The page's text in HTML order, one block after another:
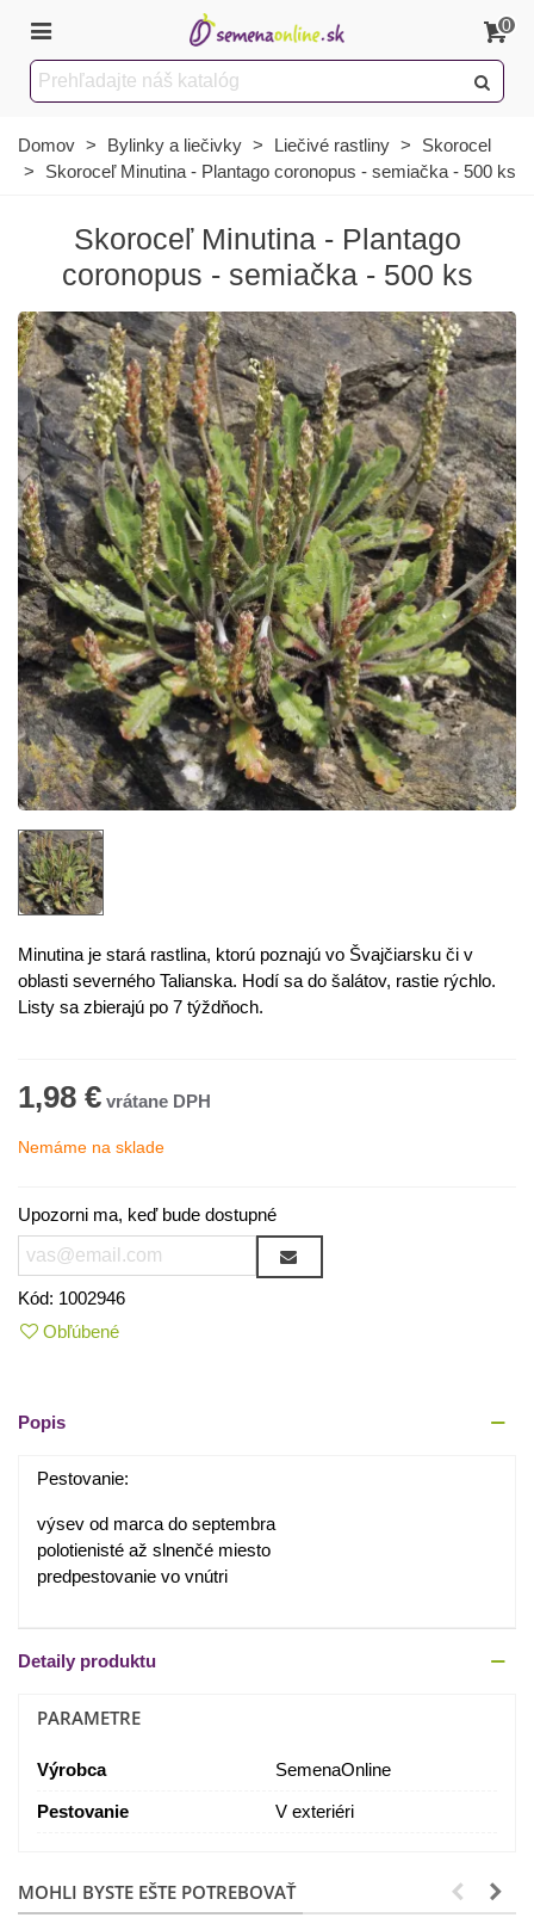
0
Domov > Bylinky a liečivky > Liečivé rastliny >
Skorocel
>
Skoroceľ Minutina - Plantago coronopus - semiačka - 500 ks
Skoroceľ Minutina - Plantago
coronopus - semiačka - 500 ks
Minutina je stará rastlina, ktorú poznajú vo Švajčiarsku či v
oblasti severného Talianska. Hodí sa do šalátov, rastie rýchlo.
Listy sa zbierajú po 7 týždňoch.
1,98 €
Nemáme na sklade
Upozorni ma, keď bude dostupné
Kód: 1002946
Obľúbené
Popis
Pestovanie:
výsev od marca do septembra
polotienisté až slnenčé miesto
predpestovanie vo vnútri
Detaily produktu
PARAMETRE
Výrobca SemenaOnline
Pestovanie V exteriéri
MOHLI BYSTE EŠTE POTREBOVAŤ